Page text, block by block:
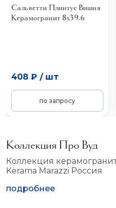
Сальветти Плинтус Вишня
Керамогранит 8x39.6
408 ₽ / шт
по запросу
Коллекция Про Вуд
Коллекция
Kerama Marazzi Россия
подробнее